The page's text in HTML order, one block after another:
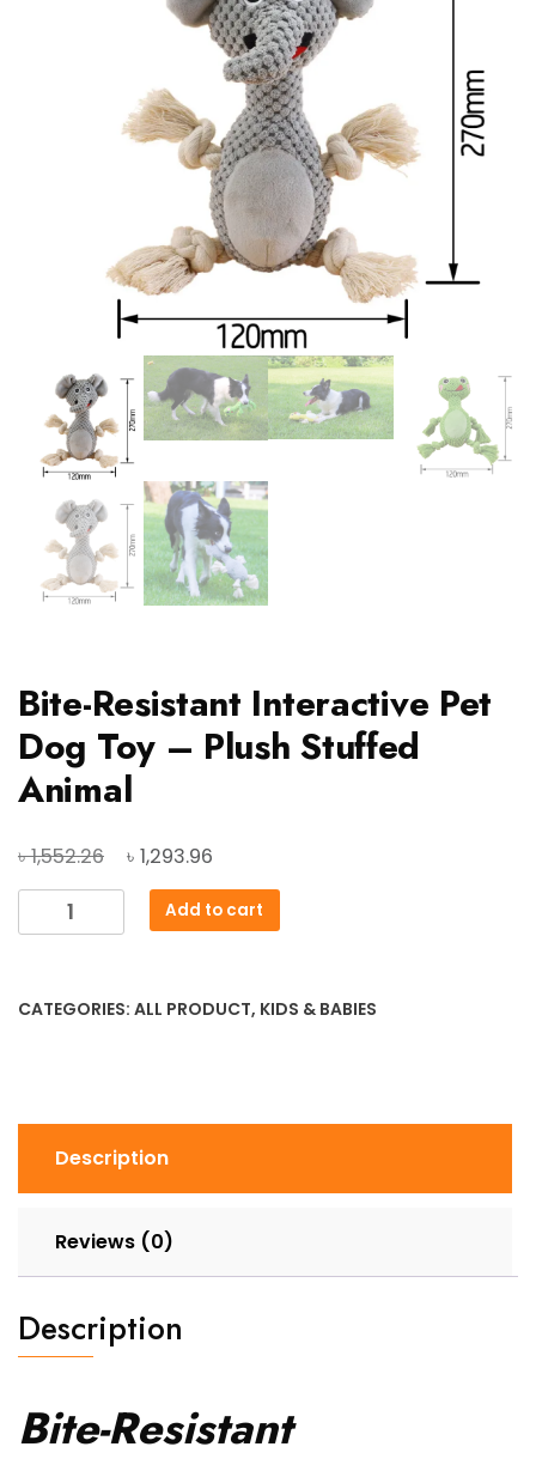
Bite-Resistant Interactive Pet
Dog Toy – Plush Stuffed
Animal
৳1,552.26
Original
price
was:
৳ 1,293.96
price
is:
Resistant
Dog
Stuffed
Animal
quantity
Add to cart
CATEGORIES: ALL PRODUCT, KIDS & BABIES
Description
Reviews (0)
Description
Bite-Resistant